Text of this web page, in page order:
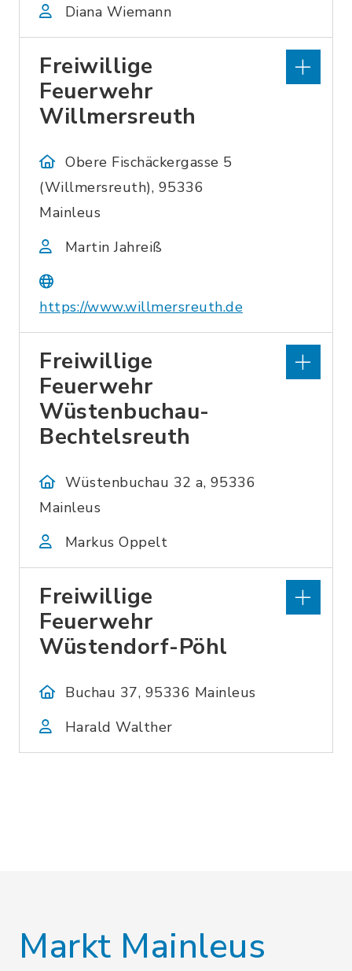
Diana Wiemann
Freiwillige
Feuerwehr
Willmersreuth
Obere Fischäckergasse 5
(Willmersreuth), 95336
Mainleus
Martin Jahreiß
https://www.willmersreuth.de
Freiwillige
Feuerwehr
Wüstenbuchau-
Bechtelsreuth
Wüstenbuchau 32 a, 95336
Mainleus
Markus Oppelt
Freiwillige
Feuerwehr
Wüstendorf-Pöhl
Buchau 37, 95336 Mainleus
Harald Walther
Markt Mainleus